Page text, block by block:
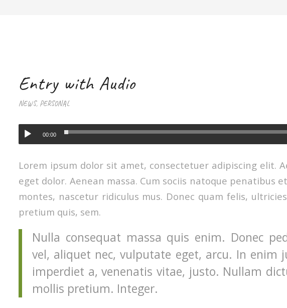
Entry with Audio
NEWS, PERSONAL
00:00
Lorem ipsum dolor sit amet, consectetuer adipiscing elit.
eget dolor. Aenean massa. Cum sociis natoque penatibus
montes, nascetur ridiculus mus. Donec quam felis,
pretium quis, sem.
Nulla consequat massa quis enim. Donec
vel, aliquet nec, vulputate eget, arcu. In enim
imperdiet a, venenatis vitae, justo. Nullam
mollis pretium. Integer.